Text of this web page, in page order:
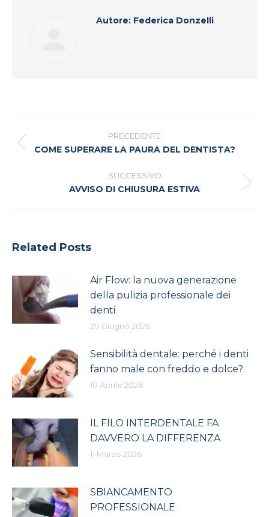
Autore: Federica Donzelli
tra
PRECEDENTE
Post
COME SUPERARE LA PAURA DEL DENTISTA?
SUCCESSIVO
Prossimo
AVVISO DI CHIUSURA ESTIVA
Related Posts
Air Flow: la nuova generazione
della pulizia professionale dei
denti
20 Giugno 2026
Sensibilità dentale: perché i denti
fanno male con freddo e dolce?
10 Aprile 2026
IL FILO INTERDENTALE FA
DAVVERO LA DIFFERENZA
11 Marzo 2026
SBIANCAMENTO
PROFESSIONALE